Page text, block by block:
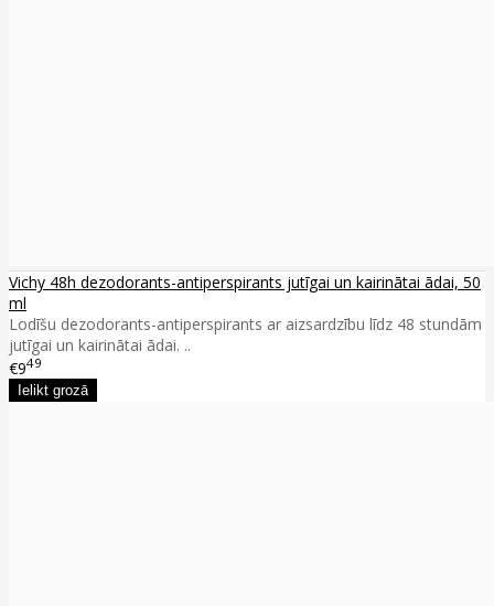
Vichy 48h dezodorants-antiperspirants jutīgai un kairinātai ādai, 50
ml
Lodīšu dezodorants-antiperspirants ar aizsardzību līdz 48 stundām
jutīgai un kairinātai ādai. ..
€949